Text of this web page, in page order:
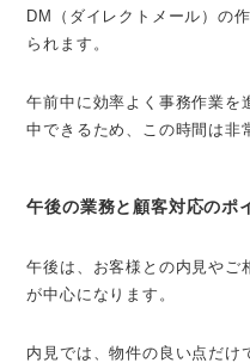
DM（ダイレクトメール）の
られます。
午前中に効率よく事務作業を
中できるため、この時間は非
午後の業務と顧客対応のポ
午後は、お客様との内見やご
が中心になります。
内見では、物件の良い点だけ